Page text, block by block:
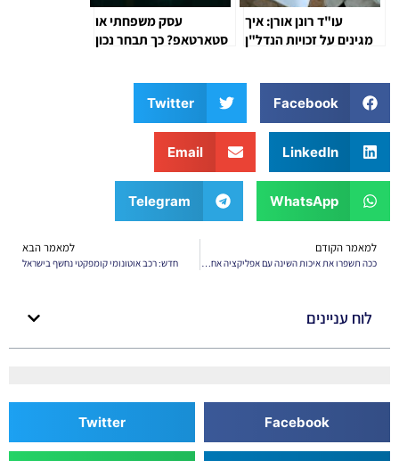
עו"ד רונן אורן: איך
מגינים על זכויות הנדל"ן
עסק משפחתי או
סטארטאפ? כך תבחר נכון
Facebook
Twitter
LinkedIn
Email
WhatsApp
Telegram
למאמר הקודם
ככה תשפרו את איכות השינה עם אפליקציה אחת – הכירו את NightTune!
למאמר הבא
חדש: רכב אוטונומי קומפקטי נחשף בישראל
לוח עניינים
Facebook
Twitter